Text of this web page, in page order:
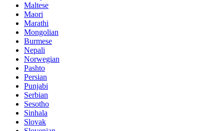
Maltese
Maori
Marathi
Mongolian
Burmese
Nepali
Norwegian
Pashto
Persian
Punjabi
Serbian
Sesotho
Sinhala
Slovak